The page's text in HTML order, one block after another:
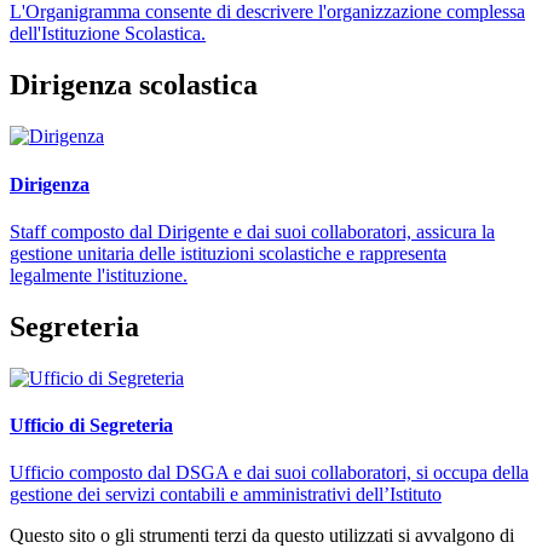
L'Organigramma consente di descrivere l'organizzazione complessa
dell'Istituzione Scolastica.
Dirigenza scolastica
Dirigenza
Staff composto dal Dirigente e dai suoi collaboratori, assicura la
gestione unitaria delle istituzioni scolastiche e rappresenta
legalmente l'istituzione.
Segreteria
Ufficio di Segreteria
Ufficio composto dal DSGA e dai suoi collaboratori, si occupa della
gestione dei servizi contabili e amministrativi dell’Istituto
Questo sito o gli strumenti terzi da questo utilizzati si avvalgono di